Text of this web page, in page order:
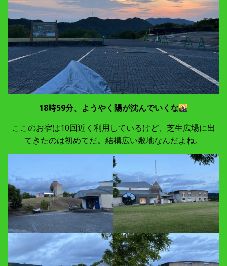
18時59分、ようやく陽が沈んでいくな
ここのお宿は10回近く利用しているけど、芝生広場に出
てきたのは初めてだ。結構広い敷地なんだよね。